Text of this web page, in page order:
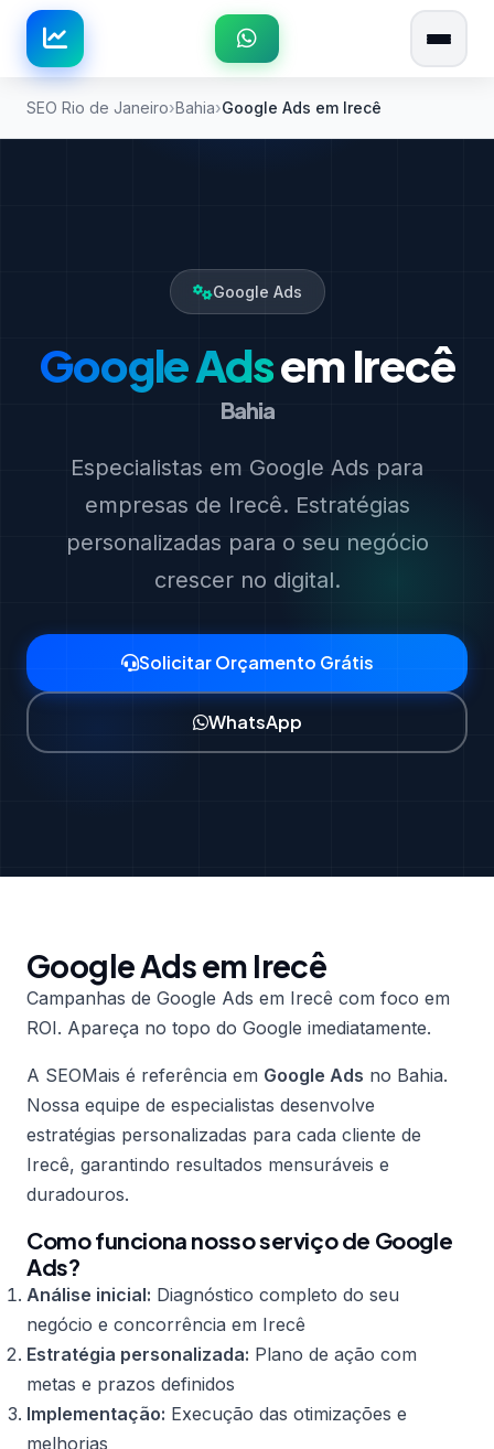
SEO Rio de Janeiro Bahia Google Ads em Irecê
Google Ads
Google Adsem Irecê
Bahia
Especialistas em Google Ads para
empresas de Irecê. Estratégias
personalizadas para o seu negócio
crescer no digital.
Solicitar Orçamento Grátis
WhatsApp
Google Ads em Irecê
Campanhas de Google Ads em Irecê com foco em
ROI. Apareça no topo do Google imediatamente.
A SEOMais é referência em Google Ads no Bahia.
Nossa equipe de especialistas desenvolve
estratégias personalizadas para cada cliente de
Irecê, garantindo resultados mensuráveis e
duradouros.
Como funciona nosso serviço de Google
Ads?
Análise inicial: Diagnóstico completo do seu
negócio e concorrência em Irecê
Estratégia personalizada: Plano de ação com
metas e prazos definidos
Implementação: Execução das otimizações e
melhorias